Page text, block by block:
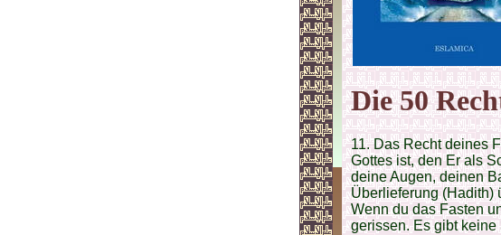
Die 50
11. Das Recht deines
Gottes ist, den Er als
deine Augen, deinen
Überlieferung (Hadith)
Wenn du das Fasten
gerissen. Es gibt